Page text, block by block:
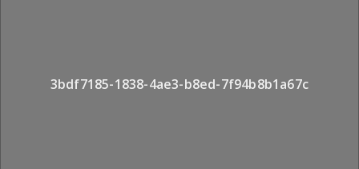
3bdf7185-1838-4ae3-b8ed-7f94b8b1a67c